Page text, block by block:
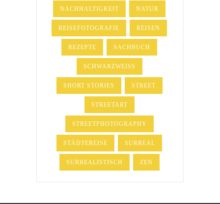
NACHHALTIGKEIT NATUR
REISEFOTOGRAFIE REISEN
REZEPTE SACHBUCH
SCHWARZWEISS
SHORT STORIES STREET
STREETART
STREETPHOTOGRAPHY
STÄDTEREISE SURREAL
SURREALISTISCH ZEN